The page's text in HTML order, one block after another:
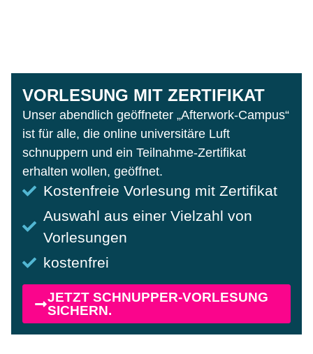
VORLESUNG MIT ZERTIFIKAT
Unser abendlich geöffneter „Afterwork-Campus“
ist für alle, die online universitäre Luft
schnuppern und ein Teilnahme-Zertifikat
erhalten wollen, geöffnet.
Kostenfreie Vorlesung mit Zertifikat
Auswahl aus einer Vielzahl von
Vorlesungen
kostenfrei
JETZT SCHNUPPER-VORLESUNG
SICHERN.